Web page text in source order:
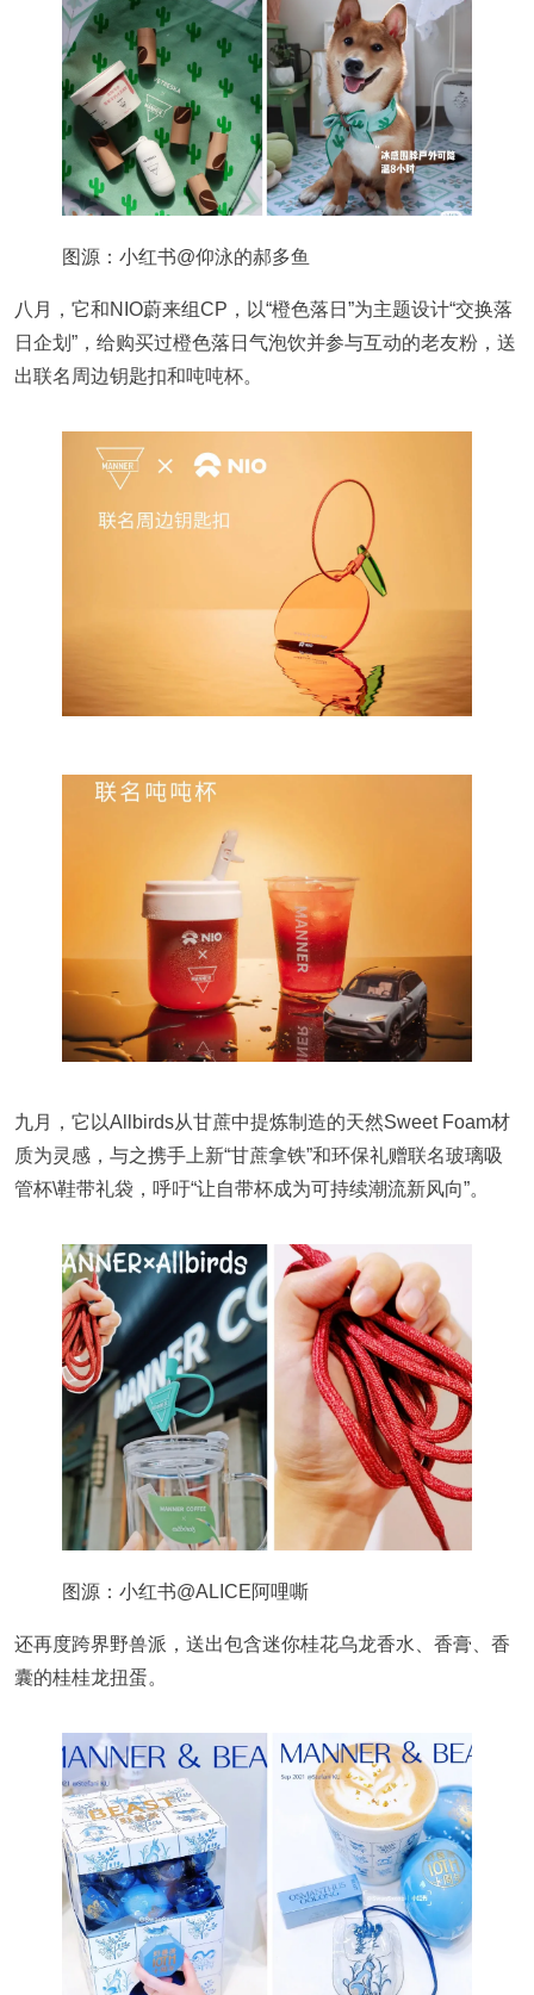
图源：小红书@仰泳的郝多鱼
八月，它和NIO蔚来组CP，以“橙色落日”为主题设计“交换落
日企划”，给购买过橙色落日气泡饮并参与互动的老友粉，送
出联名周边钥匙扣和吨吨杯。
九月，它以Allbirds从甘蔗中提炼制造的天然Sweet Foam材
质为灵感，与之携手上新“甘蔗拿铁”和环保礼赠联名玻璃吸
管杯\鞋带礼袋，呼吁“让自带杯成为可持续潮流新风向”。
图源：小红书@ALICE阿哩嘶
还再度跨界野兽派，送出包含迷你桂花乌龙香水、香膏、香
囊的桂桂龙扭蛋。